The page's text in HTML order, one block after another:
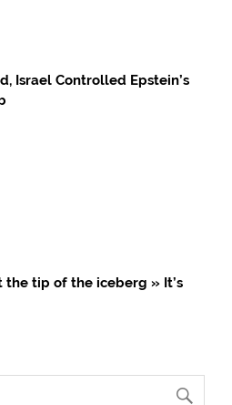
Israel Controlled Epstein’s
the tip of the iceberg » It’s